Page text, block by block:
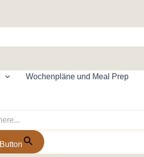
Wochenpläne und Meal Prep